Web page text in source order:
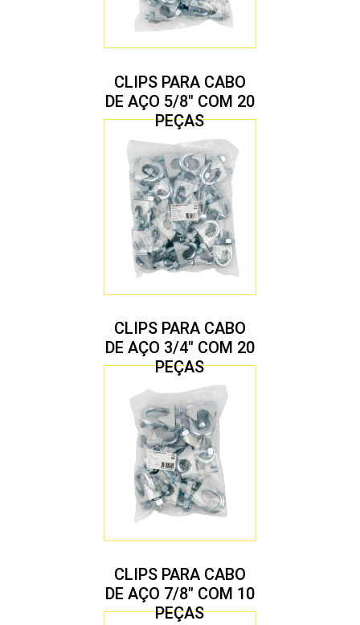
CLIPS PARA CABO
DE AÇO 5/8″ COM 20
PEÇAS
CLIPS PARA CABO
DE AÇO 3/4″ COM 20
PEÇAS
CLIPS PARA CABO
DE AÇO 7/8″ COM 10
PEÇAS